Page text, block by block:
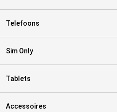
Telefoons
Sim Only
Tablets
Accessoires